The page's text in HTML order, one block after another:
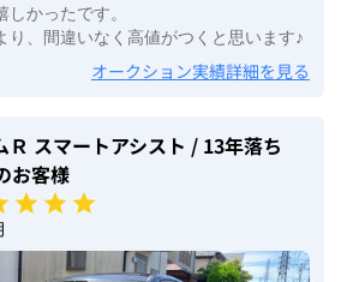
かったです。
り、間違いなく高値がつくと思います♪
オークション実績詳細を見る
Ｒ スマートアシスト / 13年落ち
お客様